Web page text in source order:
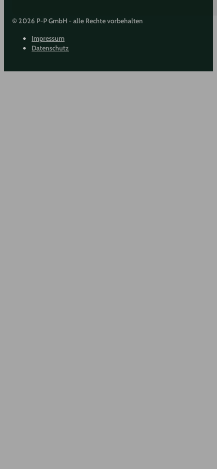
© 2026 P-P GmbH - alle Rechte vorbehalten
Impressum
Datenschutz